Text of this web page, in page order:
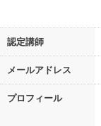
認定講師
メールアドレス
プロフィール